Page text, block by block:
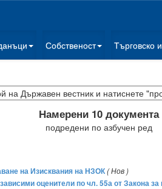
Собственост Търговско
Намерени 10 документа
подредени по азбучен ред
на Изисквания на НЗОК( Нов )
оценители по чл. 55а от Закона